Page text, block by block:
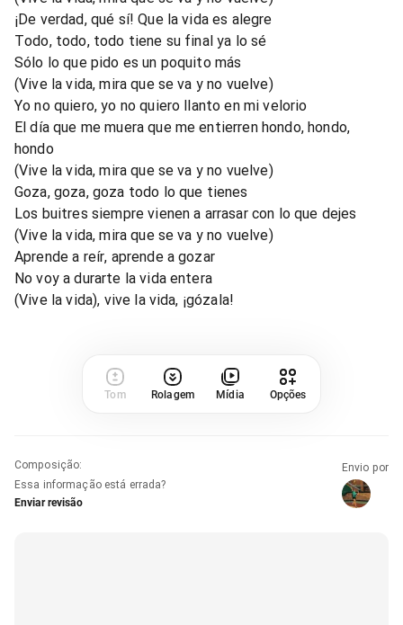
¡De verdad, qué sí! Que la vida es alegre
Todo, todo, todo tiene su final ya lo sé
Sólo lo que pido es un poquito más
(Vive la vida, mira que se va y no vuelve)
Yo no quiero, yo no quiero llanto en mi velorio
El día que me muera que me entierren hondo, hondo,
hondo
(Vive la vida, mira que se va y no vuelve)
Goza, goza, goza todo lo que tienes
Los buitres siempre vienen a arrasar con lo que dejes
(Vive la vida, mira que se va y no vuelve)
Aprende a reír, aprende a gozar
No voy a durarte la vida entera
(Vive la vida), vive la vida, ¡gózala!
Tom Rolagem Mídia Opções
Composição:
Essa informação está errada?
Enviar revisão
Envio por